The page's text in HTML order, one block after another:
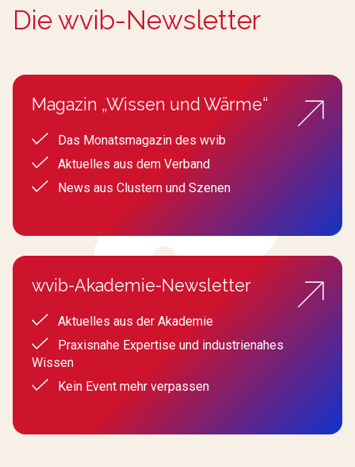
Die wvib-Newsletter
Magazin „Wissen und Wärme“
Das Monatsmagazin des wvib
Aktuelles aus dem Verband
News aus Clustern und Szenen
wvib-Akademie-Newsletter
Aktuelles aus der Akademie
Praxisnahe Expertise und industrienahes
Wissen
Kein Event mehr verpassen